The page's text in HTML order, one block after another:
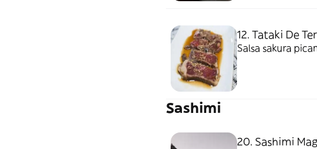
12. Tataki De
Salsa sakura
Sashimi
20. Sashimi